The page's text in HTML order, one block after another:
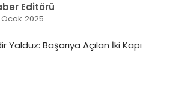
Editörü
2025